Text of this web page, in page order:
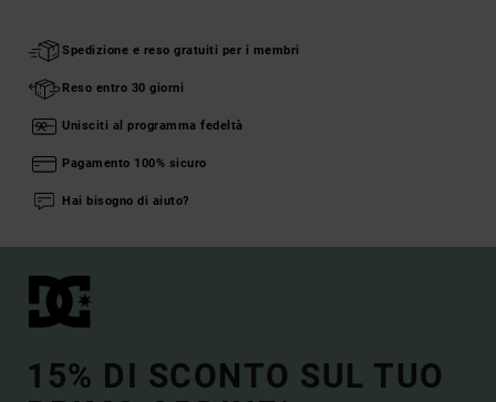
Spedizione e reso gratuiti per i membri
Reso entro 30 giorni
Unisciti al programma fedeltà
Pagamento 100% sicuro
Hai bisogno di aiuto?
15% DI SCONTO SUL TUO